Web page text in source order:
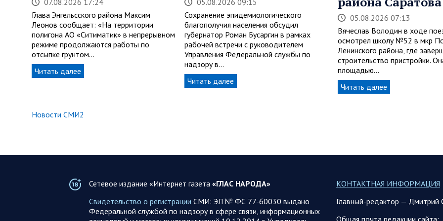
Глава Энгельсского района Максим
Леонов сообщает: «На территории
полигона АО «Ситиматик» в непрерывном
режиме продолжаются работы по
отсыпке грунтом…
Читать далее
Сохранение эпидемиологического
благополучия населения обсудил
губернатор Роман Бусаргин в рамках
рабочей встречи с руководителем
Управления Федеральной службы по
надзору в…
Читать далее
05.08.2026 07:13
Вячеслав Володин в ходе
осмотрел школу №52 в мкр
Ленинского района, где
строительство пристройки.
площадью…
Читать далее
Новости СМИ2
Сетевое издание «Интернет газета «ГЛАС НАРОДА»
Свидетельство о регистрации СМИ: ЭЛ № ФС 77-60030 выдано
Федеральной службой по надзору в сфере связи, информационных
КОНТАКТНАЯ ИНФОРМАЦИЯ
Главный-редактор — Дмитрий
Общая почта редакции сайта: